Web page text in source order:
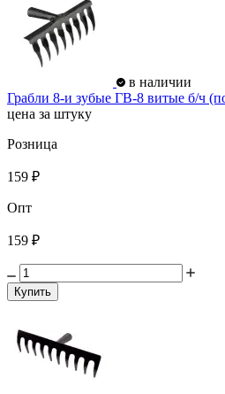
в наличии
Грабли 8-и зубые ГВ-8 витые б/ч
цена за штуку
Розница
159 ₽
Опт
159 ₽
Купить